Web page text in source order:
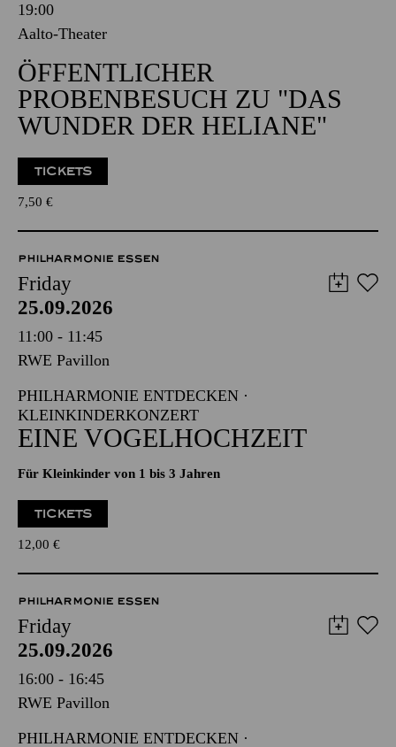
19:00
Aalto-Theater
ÖFFENTLICHER
PROBENBESUCH ZU "DAS
WUNDER DER HELIANE"
TICKETS
7,50 €
PHILHARMONIE ESSEN
Friday
25.09.2026
11:00 - 11:45
RWE Pavillon
PHILHARMONIE ENTDECKEN ·
KLEINKINDERKONZERT
EINE VOGELHOCHZEIT
Für Kleinkinder von 1 bis 3 Jahren
TICKETS
12,00 €
PHILHARMONIE ESSEN
Friday
25.09.2026
16:00 - 16:45
RWE Pavillon
PHILHARMONIE ENTDECKEN ·